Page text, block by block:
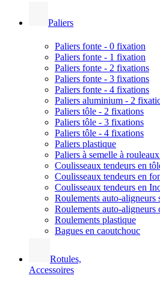
Paliers
Paliers fonte - 0 fixation
Paliers fonte - 1 fixation
Paliers fonte - 2 fixations
Paliers fonte - 3 fixations
Paliers fonte - 4 fixations
Paliers aluminium - 2
Paliers tôle - 2 fixations
Paliers tôle - 3 fixations
Paliers tôle - 4 fixations
Paliers plastique
Paliers à semelle à
Coulisseaux tendeurs en
Coulisseaux tendeurs en
Coulisseaux tendeurs en
Roulements auto-aligneurs
Roulements auto-aligneurs
Roulements plastique
Bagues en caoutchouc
Rotules,
Accessoires